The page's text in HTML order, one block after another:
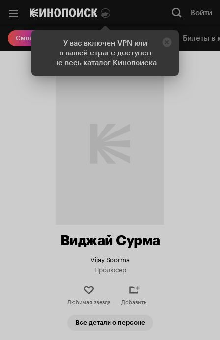
У вас включен VPN или
в вашей стране доступен
не весь каталог Кинопоиска
Войти
Смотреть кино Онлайн-кинотеатр Билеты в
Виджай Сурма
Vijay Soorma
Продюсер
Любимая звезда Добавить
Все детали о персоне